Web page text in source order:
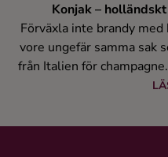
Konjak –
Förväxla inte brandy
vore ungefär samma sak
från Italien för
bekanta oss med en
och vad i hela friden har